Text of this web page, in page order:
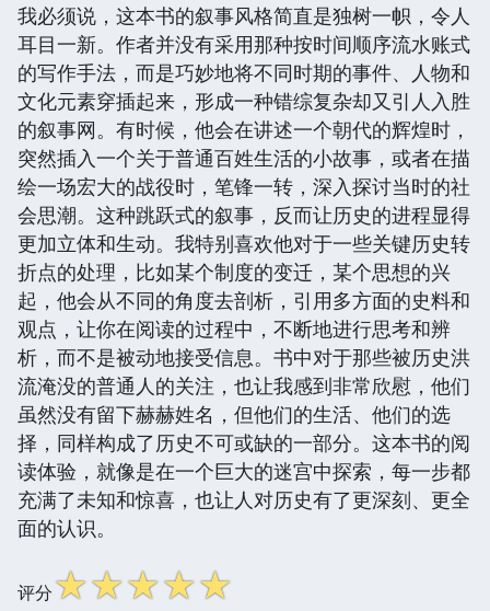
我必须说，这本书的叙事风格简直是独树一帜，令人
耳目一新。作者并没有采用那种按时间顺序流水账式
的写作手法，而是巧妙地将不同时期的事件、人物和
文化元素穿插起来，形成一种错综复杂却又引人入胜
的叙事网。有时候，他会在讲述一个朝代的辉煌时，
突然插入一个关于普通百姓生活的小故事，或者在描
绘一场宏大的战役时，笔锋一转，深入探讨当时的社
会思潮。这种跳跃式的叙事，反而让历史的进程显得
更加立体和生动。我特别喜欢他对于一些关键历史转
折点的处理，比如某个制度的变迁，某个思想的兴
起，他会从不同的角度去剖析，引用多方面的史料和
观点，让你在阅读的过程中，不断地进行思考和辨
析，而不是被动地接受信息。书中对于那些被历史洪
流淹没的普通人的关注，也让我感到非常欣慰，他们
虽然没有留下赫赫姓名，但他们的生活、他们的选
择，同样构成了历史不可或缺的一部分。这本书的阅
读体验，就像是在一个巨大的迷宫中探索，每一步都
充满了未知和惊喜，也让人对历史有了更深刻、更全
面的认识。
评分☆☆☆☆☆